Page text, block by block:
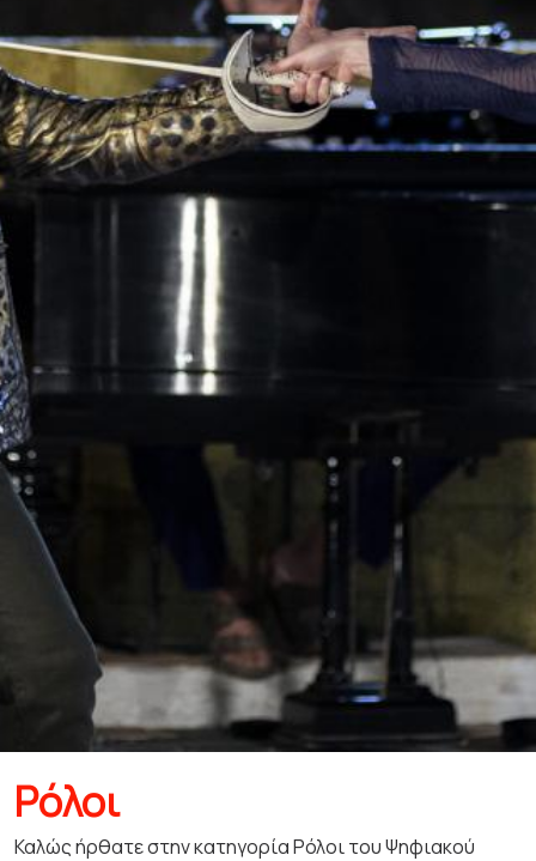
Ρόλοι
Καλώς ήρθατε στην κατηγορία Ρόλοι του Ψηφιακού